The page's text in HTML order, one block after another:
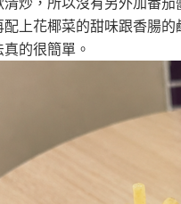
上花椰菜的甜味跟香腸的
的很簡單。